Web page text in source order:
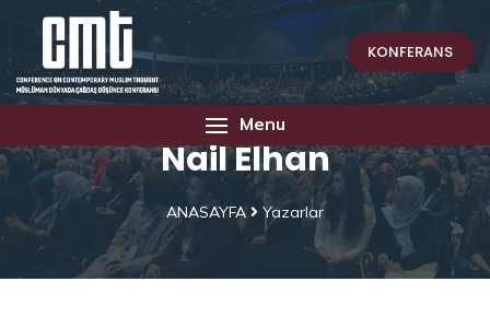
KONFERANS
Menu
Nail Elhan
ANASAYFA Yazarlar